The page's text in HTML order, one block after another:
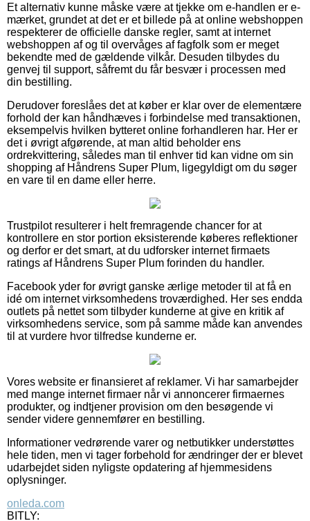
Et alternativ kunne måske være at tjekke om e-handlen er e-
mærket, grundet at det er et billede på at online webshoppen
respekterer de officielle danske regler, samt at internet
webshoppen af og til overvåges af fagfolk som er meget
bekendte med de gældende vilkår. Desuden tilbydes du
genvej til support, såfremt du får besvær i processen med
din bestilling.
Derudover foreslåes det at køber er klar over de elementære
forhold der kan håndhæves i forbindelse med transaktionen,
eksempelvis hvilken bytteret online forhandleren har. Her er
det i øvrigt afgørende, at man altid beholder ens
ordrekvittering, således man til enhver tid kan vidne om sin
shopping af Håndrens Super Plum, ligegyldigt om du søger
en vare til en dame eller herre.
Trustpilot resulterer i helt fremragende chancer for at
kontrollere en stor portion eksisterende køberes reflektioner
og derfor er det smart, at du udforsker internet firmaets
ratings af Håndrens Super Plum forinden du handler.
Facebook yder for øvrigt ganske ærlige metoder til at få en
idé om internet virksomhedens troværdighed. Her ses endda
outlets på nettet som tilbyder kunderne at give en kritik af
virksomhedens service, som på samme måde kan anvendes
til at vurdere hvor tilfredse kunderne er.
Vores website er finansieret af reklamer. Vi har samarbejder
med mange internet firmaer når vi annoncerer firmaernes
produkter, og indtjener provision om den besøgende vi
sender videre gennemfører en bestilling.
Informationer vedrørende varer og netbutikker understøttes
hele tiden, men vi tager forbehold for ændringer der er blevet
udarbejdet siden nyligste opdatering af hjemmesidens
oplysninger.
onleda.com
BITLY: